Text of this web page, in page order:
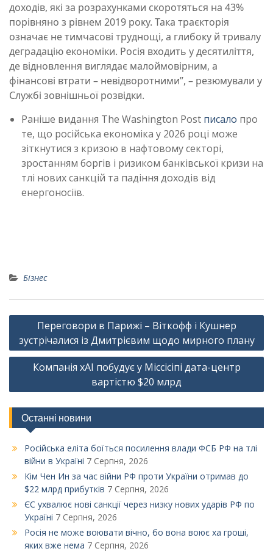
доходів, які за розрахунками скоротяться на 43%
порівняно з рівнем 2019 року. Така траєкторія
означає не тимчасові труднощі, а глибоку й тривалу
деградацію економіки. Росія входить у десятиліття,
де відновлення виглядає малоймовірним, а
фінансові втрати – невідворотними”, – резюмували у
Службі зовнішньої розвідки.
Раніше видання The Washington Post писало про
те, що російська економіка у 2026 році може
зіткнутися з кризою в нафтовому секторі,
зростанням боргів і ризиком банківської кризи на
тлі нових санкцій та падіння доходів від
енергоносіїв.
Бізнес
Навігація
записів
Переговори в Парижі – Віткофф і Кушнер
зустрічалися із Дмитрієвим щодо мирного плану
Компанія xAI побудує у Міссісіпі дата-центр
вартістю $20 млрд
Останні новини
Російська еліта боїться посилення влади ФСБ РФ на тлі
війни в Україні 7 Серпня, 2026
Кім Чен Ин за час війни РФ проти України отримав до
$22 млрд прибутків 7 Серпня, 2026
ЄС ухвалює нові санкції через низку нових ударів РФ по
Україні 7 Серпня, 2026
Росія не може воювати вічно, бо вона воює ха гроші,
яких вже нема 7 Серпня, 2026